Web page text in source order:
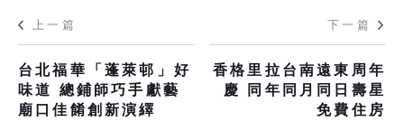
上一篇
台北福華「蓬萊邨」好
味道 總鋪師巧手獻藝
廟口佳餚創新演繹
下一篇
香格里拉台南遠東周年
慶 同年同月同日壽星
免費住房